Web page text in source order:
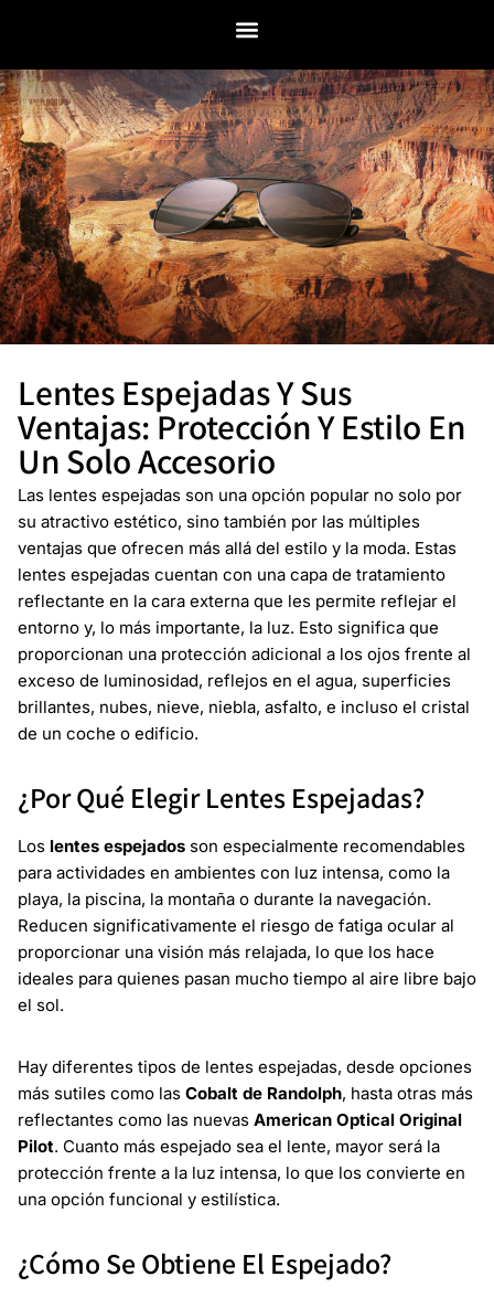
Lentes Espejadas Y Sus
Ventajas: Protección Y Estilo En
Un Solo Accesorio
Las lentes espejadas son una opción popular no solo por
su atractivo estético, sino también por las múltiples
ventajas que ofrecen más allá del estilo y la moda. Estas
lentes espejadas cuentan con una capa de tratamiento
reflectante en la cara externa que les permite reflejar el
entorno y, lo más importante, la luz. Esto significa que
proporcionan una protección adicional a los ojos frente al
exceso de luminosidad, reflejos en el agua, superficies
brillantes, nubes, nieve, niebla, asfalto, e incluso el cristal
de un coche o edificio.
¿Por Qué Elegir Lentes Espejadas?
Los lentes espejados son especialmente recomendables
para actividades en ambientes con luz intensa, como la
playa, la piscina, la montaña o durante la navegación.
Reducen significativamente el riesgo de fatiga ocular al
proporcionar una visión más relajada, lo que los hace
ideales para quienes pasan mucho tiempo al aire libre bajo
el sol.
Hay diferentes tipos de lentes espejadas, desde opciones
más sutiles como las Cobalt de Randolph, hasta otras más
reflectantes como las nuevas American Optical Original
Pilot. Cuanto más espejado sea el lente, mayor será la
protección frente a la luz intensa, lo que los convierte en
una opción funcional y estilística.
¿Cómo Se Obtiene El Espejado?